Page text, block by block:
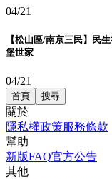
04/21
【松山區/南京三民】民
堡世家
04/21
首頁 搜尋
關於
隱私權政策服務條款
幫助
新版FAQ官方公告
其他